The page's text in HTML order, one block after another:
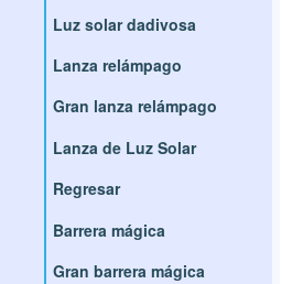
Luz solar dadivosa
Lanza relámpago
Gran lanza relámpago
Lanza de Luz Solar
Regresar
Barrera mágica
Gran barrera mágica